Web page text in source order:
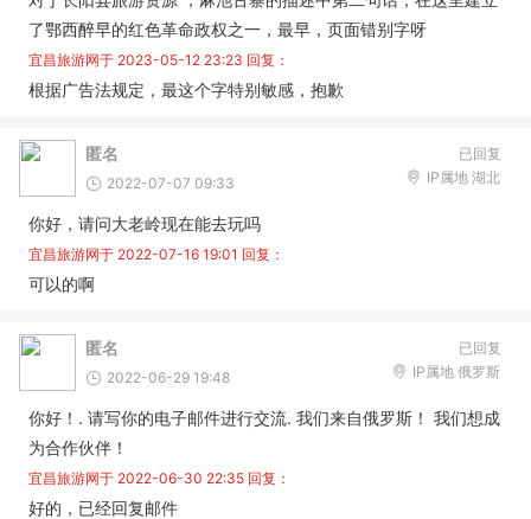
了鄂西醉早的红色革命政权之一，最早，页面错别字呀
宜昌旅游网于 2023-05-12 23:23 回复：
根据广告法规定，最这个字特别敏感，抱歉
已回复
匿名
2022-07-07 09:33 IP属地 湖北
你好，请问大老岭现在能去玩吗
宜昌旅游网于 2022-07-16 19:01 回复：
可以的啊
已回复
匿名
2022-06-29 19:48 IP属地 俄罗斯
你好！. 请写你的电子邮件进行交流. 我们来自俄罗斯！ 我们想成
为合作伙伴！
宜昌旅游网于 2022-06-30 22:35 回复：
好的，已经回复邮件